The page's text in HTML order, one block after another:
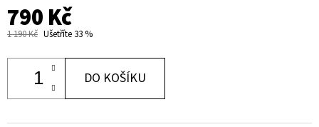
790 Kč
1 190 Kč Ušetříte 33 %
DO KOŠÍKU